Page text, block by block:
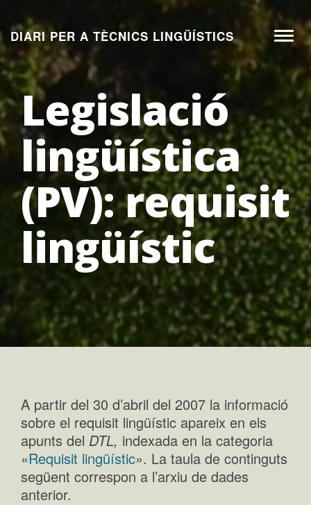
al
contingut
DIARI PER A TÈCNICS LINGÜÍSTICS
Legislació
lingüística
(PV): requisit
lingüístic
A partir del 30 d’abril del 2007 la informació
sobre el requisit lingüístic apareix en els
apunts del DTL, indexada en la categoria
«Requisit lingüístic». La taula de continguts
següent correspon a l’arxiu de dades
anterior.